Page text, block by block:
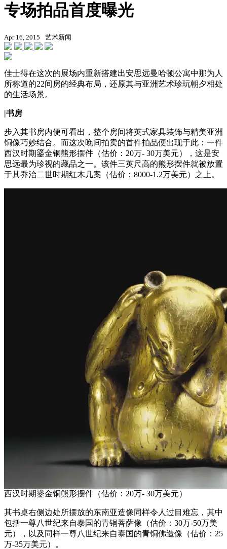
专场拍品首度曝光
Apr 16, 2015 艺术新闻
佳士得在这次的展场内重新搭建出安思远曼哈顿公寓中那为人
所称道的22间房的经典布局，还原其与亚洲艺术珍玩朝夕相处
的生活场景。
|书房
步入其书房内便可看出，整个房间将英式家具装饰与精美亚洲
铜像巧妙结合。而这次晚间拍卖的首件拍品便出现于此：一件
西汉时期鎏金铜熊形摆件（估价：20万- 30万美元），这是安
思远最为珍视的藏品之一。该件三英尺高的熊形摆件就被放置
于其乔治二世时期红木几案（估价：8000-1.2万美元）之上。
西汉时期鎏金铜熊形摆件（估价：20万- 30万美元）
其书桌右侧边处所摆放的东南亚造像同样令人过目难忘，其中
包括一尊八世纪来自泰国的青铜菩萨像（估价：30万-50万美
元），以及同样一尊八世纪来自泰国的青铜佛造像（估价：25
万-35万美元）。